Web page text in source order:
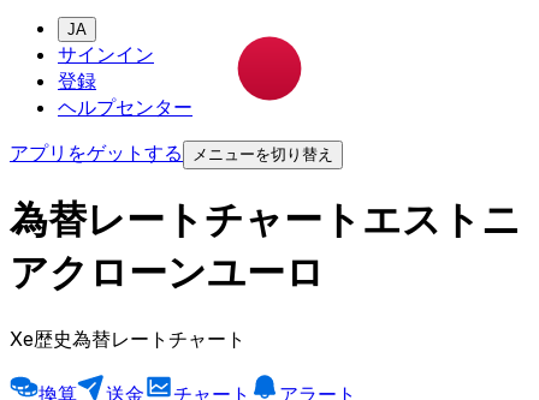
JA
サインイン
登録
ヘルプセンター
アプリをゲットする
メニューを切り替え
為替レートチャートエストニ
アクローンユーロ
Xe歴史為替レートチャート
換算 送金 チャート
アラート